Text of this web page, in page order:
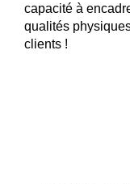
capacité à
qualités
clients !